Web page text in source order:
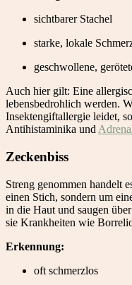
sichtbarer Stachel
starke, lokale
geschwollene,
Auch hier gilt: Eine
lebensbedrohlich werden.
Insektengiftallergie leidet,
Antihistaminika und
Zeckenbiss
Streng genommen handelt
einen Stich, sondern um
in die Haut und saugen
sie Krankheiten wie
Erkennung:
oft schmerzlos